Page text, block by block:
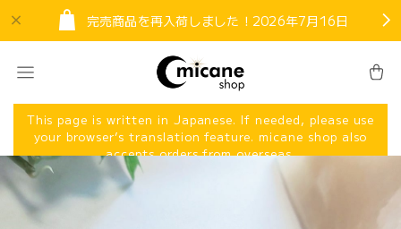
完売商品を再入荷しました！2026年7月16日
This page is written in Japanese. If needed, please use
your browser’s translation feature. micane shop also
accepts orders from overseas.